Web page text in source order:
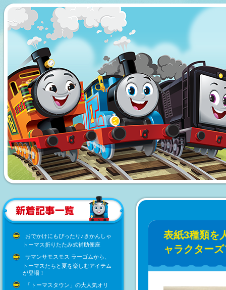
おでかけにもぴったり♪きかんしゃ
トーマス折りたたみ式補助便座
サマンサモスモス ラーゴムから、
トーマスたちと夏を楽しむアイテム
が登場！
「トーマスタウン」の大人気オリ
表紙3種類を
ャラクター